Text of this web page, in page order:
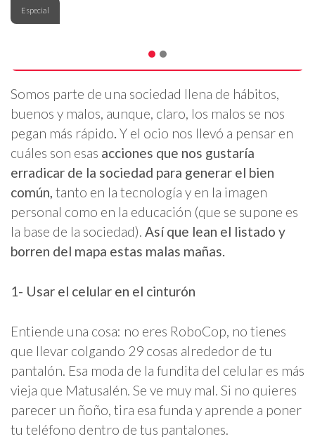
Especial
Somos parte de una sociedad llena de hábitos,
buenos y malos, aunque, claro, los malos se nos
pegan más rápido. Y el ocio nos llevó a pensar en
cuáles son esas acciones que nos gustaría
erradicar de la sociedad para generar el bien
común, tanto en la tecnología y en la imagen
personal como en la educación (que se supone es
la base de la sociedad). Así que lean el listado y
borren del mapa estas malas mañas.
1- Usar el celular en el cinturón
Entiende una cosa: no eres RoboCop, no tienes
que llevar colgando 29 cosas alrededor de tu
pantalón. Esa moda de la fundita del celular es más
vieja que Matusalén. Se ve muy mal. Si no quieres
parecer un ñoño, tira esa funda y aprende a poner
tu teléfono dentro de tus pantalones.